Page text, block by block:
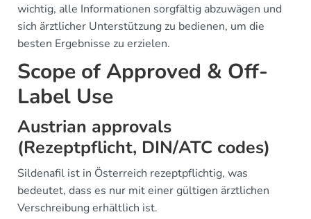
wichtig, alle Informationen sorgfältig abzuwägen und
sich ärztlicher Unterstützung zu bedienen, um die
besten Ergebnisse zu erzielen.
Scope of Approved & Off-
Label Use
Austrian approvals
(Rezeptpflicht, DIN/ATC codes)
Sildenafil ist in Österreich rezeptpflichtig, was
bedeutet, dass es nur mit einer gültigen ärztlichen
Verschreibung erhältlich ist.